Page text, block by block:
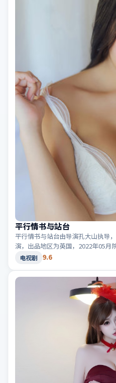
平行情书与站台
平行情书与站台由导演孔大山执导
演，出品地区为英国，2022年05
悬疑，真相在最后一刻揭晓。适合
电视剧 9.6